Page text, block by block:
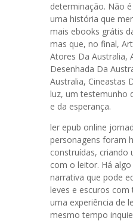
determinação. Não
uma história que
mais ebooks grátis
mas que, no final,
Atores Da Australia,
Desenhada Da
Australia, Cineastas
luz, um testemunho
e da esperança.
ler epub online
personagens foram
construídas, criando
com o leitor. Há
narrativa que pode
leves e escuros com
uma experiência de
mesmo tempo